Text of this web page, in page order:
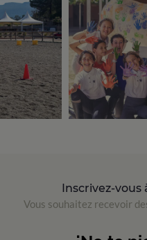
Inscrivez-
Vous souhaitez recevoir